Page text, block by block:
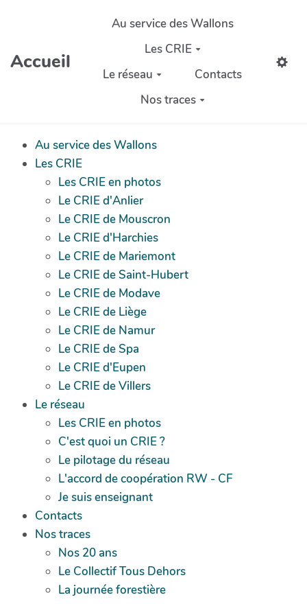
Aller au contenu principal
Accueil
Au service des Wallons
Les CRIE
Le réseau
Contacts
Nos traces
Au service des Wallons
Les CRIE
Les CRIE en photos
Le CRIE d'Anlier
Le CRIE de Mouscron
Le CRIE d'Harchies
Le CRIE de Mariemont
Le CRIE de Saint-Hubert
Le CRIE de Modave
Le CRIE de Liège
Le CRIE de Namur
Le CRIE de Spa
Le CRIE d'Eupen
Le CRIE de Villers
Le réseau
Les CRIE en photos
C'est quoi un CRIE ?
Le pilotage du réseau
L'accord de coopération RW - CF
Je suis enseignant
Contacts
Nos traces
Nos 20 ans
Le Collectif Tous Dehors
La journée forestière